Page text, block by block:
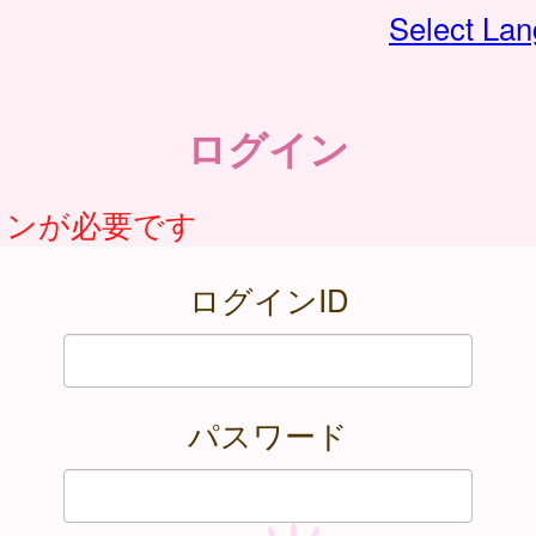
Select
ログイン
が必要です
ログインID
パスワード